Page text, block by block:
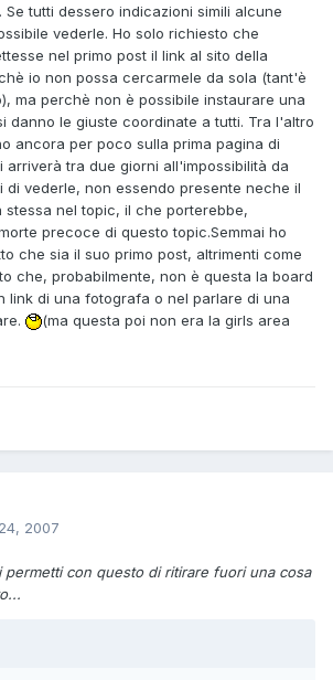
tutti dessero indicazioni simili alcune
vederle. Ho solo richiesto che
nel primo post il link al sito della
io non possa cercarmele da sola (tant'è
ma perchè non è possibile instaurare una
danno le giuste coordinate a tutti. Tra l'altro
ancora per poco sulla prima pagina di
tra due giorni all'impossibilità da
di vederle, non essendo presente neche il
nel topic, il che porterebbe,
precoce di questo topic.Semmai ho
che sia il suo primo post, altrimenti come
che, probabilmente, non è questa la board
link di una fotografa o nel parlare di una
(ma questa poi non era la girls area
2007
permetti con questo di ritirare fuori una cosa